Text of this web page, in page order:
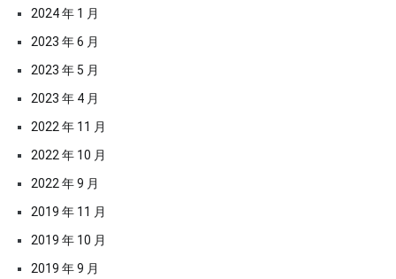
2024 年 1 月
2023 年 6 月
2023 年 5 月
2023 年 4 月
2022 年 11 月
2022 年 10 月
2022 年 9 月
2019 年 11 月
2019 年 10 月
2019 年 9 月